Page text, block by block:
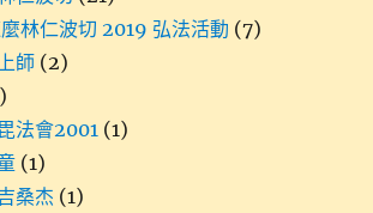
林仁波切 2019 弘法活動 (7)
師 (2)
法會2001 (1)
(1)
桑杰 (1)